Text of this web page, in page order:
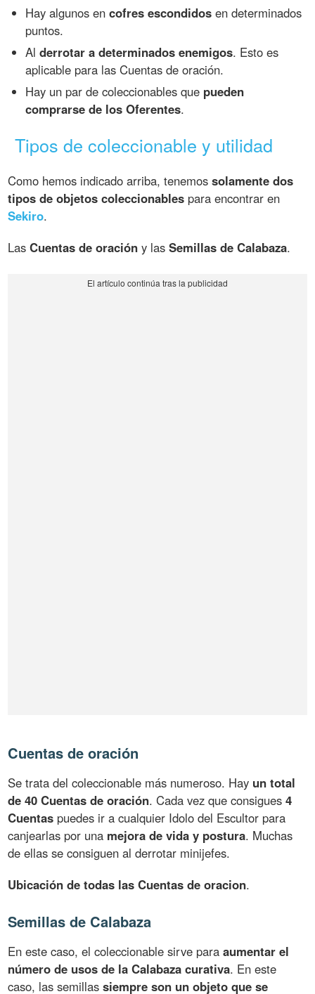
Hay algunos encofres escondidos en determinados
puntos.
Alderrotar a determinados enemigos. Esto es
aplicable para las Cuentas de oración.
Hay un par de coleccionables que pueden
comprarse de los Oferentes.
Tipos de coleccionable y utilidad
Como hemos indicado arriba, tenemossolamente dos
tipos de objetos coleccionables para encontrar en
Sekiro.
LasCuentas de oración y lasSemillas de Calabaza.
Cuentas de oración
Se trata del coleccionable más numeroso. Hay un total
de 40 Cuentas de oración. Cada vez que consigues4
Cuentas puedes ir a cualquier Idolo del Escultor para
canjearlas por una mejora de vida y postura. Muchas
de ellas se consiguen al derrotar minijefes.
Ubicación de todas las Cuentas de oracion.
Semillas de Calabaza
En este caso, el coleccionable sirve paraaumentar el
número de usos de la Calabaza curativa. En este
caso, las semillassiempre son un objeto que se